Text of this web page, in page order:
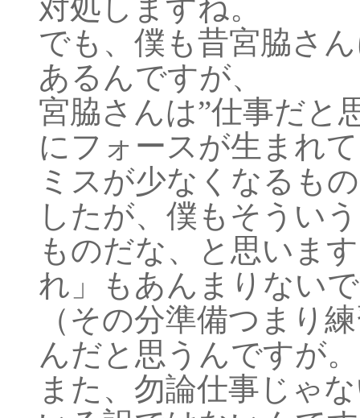
対処しますね。
でも、僕も昔宮脇さ
あるんですが、
宮脇さんは”仕事だと
にフォースが生まれ
ミスが少なくなるも
したが、僕もそういう
ものだな、と思いま
れ」もあんまりない
（その分準備つまり
んだと思うんですが。
また、勿論仕事じゃ